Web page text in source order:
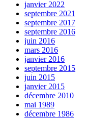
janvier 2022
septembre 2021
septembre 2017
septembre 2016
juin 2016
mars 2016
janvier 2016
septembre 2015
juin 2015
janvier 2015
décembre 2010
mai 1989
décembre 1986